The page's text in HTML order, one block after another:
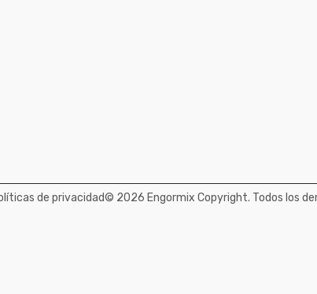
de privacidad© 2026 Engormix Copyright. Todos los